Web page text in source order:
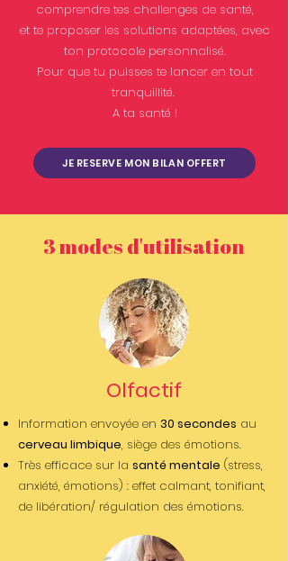
comprendre tes challenges de santé,
et te proposer les solutions adaptées, avec
ton protocole personnalisé.
Pour que tu puisses te lancer en tout
tranquillité. ​
A ta santé !
JE RESERVE MON BILAN OFFERT
3 modes d'utilisation
Olfactif
Information envoyée en 30 secondes au
cerveau limbique, siège des émotions.
Très efficace sur la santé mentale (stress,
anxiété, émotions) : effet calmant, tonifiant,
de libération/ régulation des émotions.